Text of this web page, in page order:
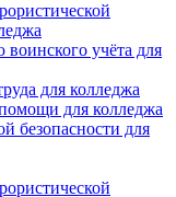
учёта для
для колледжа
для колледжа
безопасности для